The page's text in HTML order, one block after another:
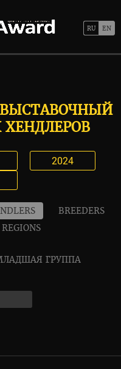
2024
BREEDERS
ГРУППА